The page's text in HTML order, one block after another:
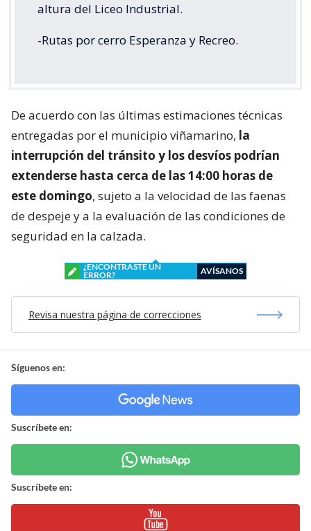
altura del Liceo Industrial.
-Rutas por cerro Esperanza y Recreo.
De acuerdo con las últimas estimaciones técnicas
entregadas por el municipio viñamarino, la
interrupción del tránsito y los desvíos podrían
extenderse hasta cerca de las 14:00 horas de
este domingo, sujeto a la velocidad de las faenas
de despeje y a la evaluación de las condiciones de
seguridad en la calzada.
¿ENCONTRASTE UN
ERROR?
AVÍSANOS
Revisa nuestra página de correcciones
Síguenos en:
Suscríbete en:
Suscríbete en: